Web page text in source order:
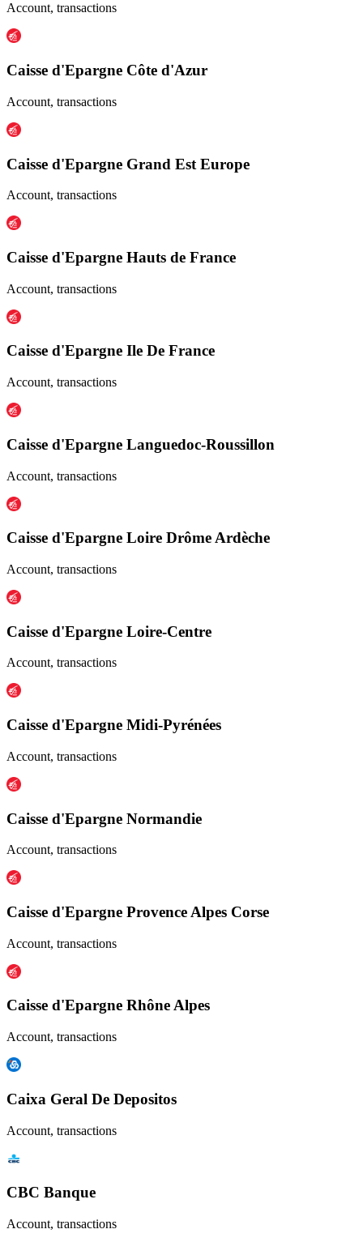
Account, transactions
Caisse d'Epargne Côte d'Azur
Account, transactions
Caisse d'Epargne Grand Est Europe
Account, transactions
Caisse d'Epargne Hauts de France
Account, transactions
Caisse d'Epargne Ile De France
Account, transactions
Caisse d'Epargne Languedoc-Roussillon
Account, transactions
Caisse d'Epargne Loire Drôme Ardèche
Account, transactions
Caisse d'Epargne Loire-Centre
Account, transactions
Caisse d'Epargne Midi-Pyrénées
Account, transactions
Caisse d'Epargne Normandie
Account, transactions
Caisse d'Epargne Provence Alpes Corse
Account, transactions
Caisse d'Epargne Rhône Alpes
Account, transactions
Caixa Geral De Depositos
Account, transactions
CBC Banque
Account, transactions